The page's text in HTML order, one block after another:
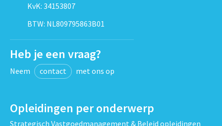
KvK: 34153807
BTW: NL809795863B01
Heb je een vraag?
Neem contact met ons op
Opleidingen per onderwerp
Strategisch Vastgoedmanagement & Beleid opleidingen